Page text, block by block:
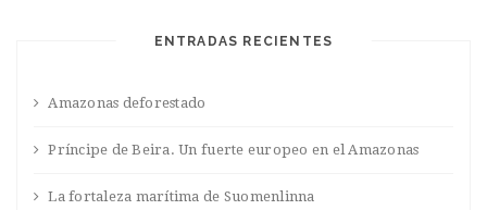
ENTRADAS RECIENTES
Amazonas deforestado
Príncipe de Beira. Un fuerte europeo en el Amazonas
La fortaleza marítima de Suomenlinna